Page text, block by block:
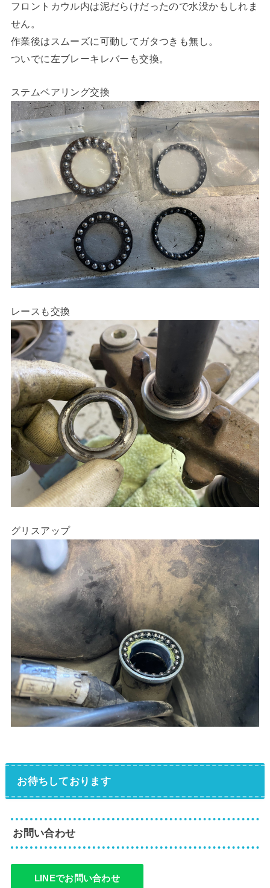
フロントカウル内は泥だらけだったので水没かもしれま
せん。
作業後はスムーズに可動してガタつきも無し。
ついでに左ブレーキレバーも交換。
ステムベアリング交換
レースも交換
グリスアップ
お待ちしております
お問い合わせ
LINEでお問い合わせ